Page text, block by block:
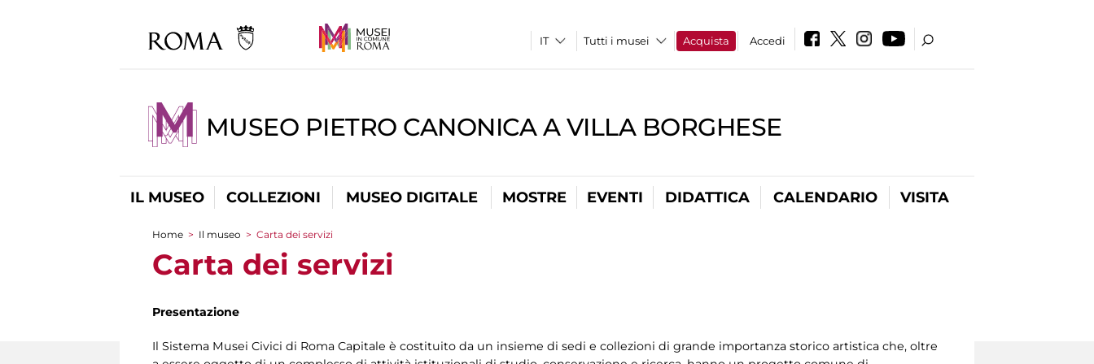
Tutti i musei Acquista Accedi
MUSEO PIETRO CANONICA A VILLA BORGHESE
IL MUSEO COLLEZIONI MUSEO DIGITALE MOSTRE EVENTI DIDATTICA CALENDARIO VISITA
Tu sei qui
Home > Il museo > Carta dei servizi
Carta dei servizi
Presentazione
Il Sistema Musei Civici di Roma Capitale è costituito da un insieme di sedi e collezioni di grande importanza storico artistica che, oltre